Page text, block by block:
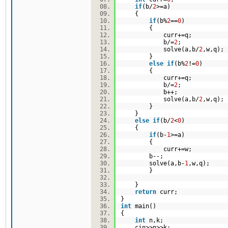
if(b/2>=a)
{
if(b%2==0)
{
curr+=q;
b/=2;
solve(a,b/2
}
else if(b%2 !=0)
{
curr+=q;
b/=2;
b++;
solve(a,b/2
}
}
else if(b/2<0)
{
if(b-1>=a)
{
curr+=w;
b--;
solve(a,b-1,w,q);
}
}
return curr;
}
int main()
{
int n,k;